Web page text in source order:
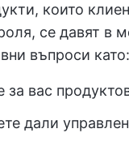
които
се давят в
въпроси като:
вас
дали